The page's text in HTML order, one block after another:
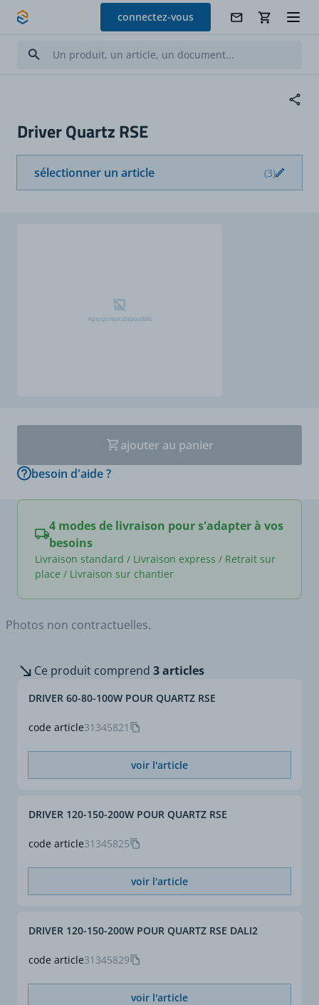
Allez au contenu
connectez-vous
Photos non contractuelles.
Driver Quartz RSE
sélectionner un article (3)
ajouter au panier
besoin d'aide ?
4 modes de livraison pour s'adapter à vos
besoins
Livraison standard / Livraison express / Retrait sur
place / Livraison sur chantier
Ce produit comprend 3 articles
code article31345821
DRIVER 60-80-100W POUR QUARTZ RSE
voir l'article
code article31345825
DRIVER 120-150-200W POUR QUARTZ RSE
voir l'article
code article31345829
DRIVER 120-150-200W POUR QUARTZ RSE DALI2
voir l'article